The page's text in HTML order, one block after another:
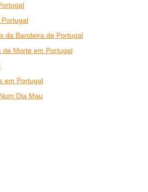
da Bandeira de Portugal
de Morte em Portugal
em Portugal
Dia Mau